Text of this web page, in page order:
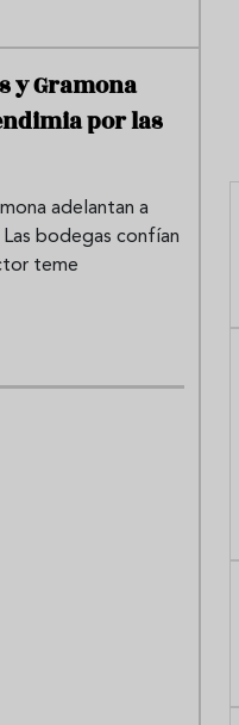
y Gramona
por las
adelantan a
bodegas confían
teme